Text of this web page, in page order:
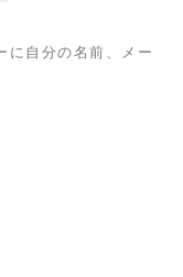
に自分の名前、メー